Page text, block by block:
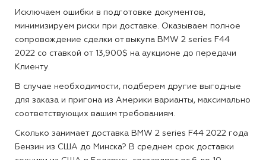
Исключаем ошибки в подготовке документов,
минимизируем риски при доставке. Оказываем полное
сопровождение сделки от выкупа BMW 2 series F44
2022 со ставкой от 13,900$ на аукционе до передачи
Клиенту.
В случае необходимости, подберем другие выгодные
для заказа и пригона из Америки варианты, максимально
соответствующих вашим требованиям.
Сколько занимает доставка BMW 2 series F44 2022 года
Бензин из США до Минска? В среднем срок доставки